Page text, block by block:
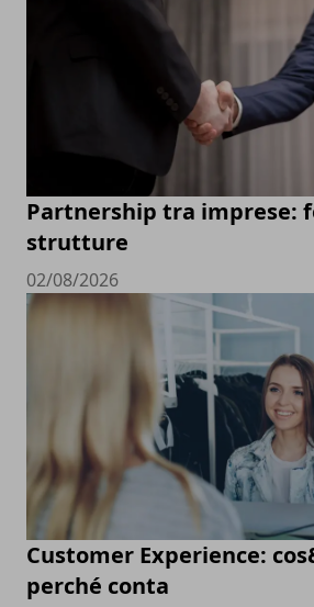
Partnership tra imprese:
strutture
02/08/2026
Customer Experience:
perché conta